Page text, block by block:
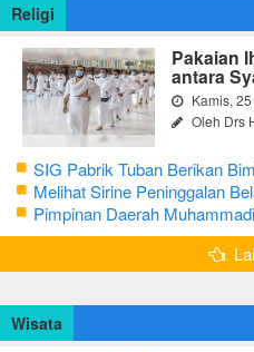
Religi
Pakaian
antara
Kamis,
Oleh Drs
SIG Pabrik Tuban Berikan
CJH Kabupaten Tuban
Melihat Sirine Peninggalan
Pendopo Bupati Blora
Pimpinan Daerah
Salat Iduladha 9 Juli 2022
Wisata